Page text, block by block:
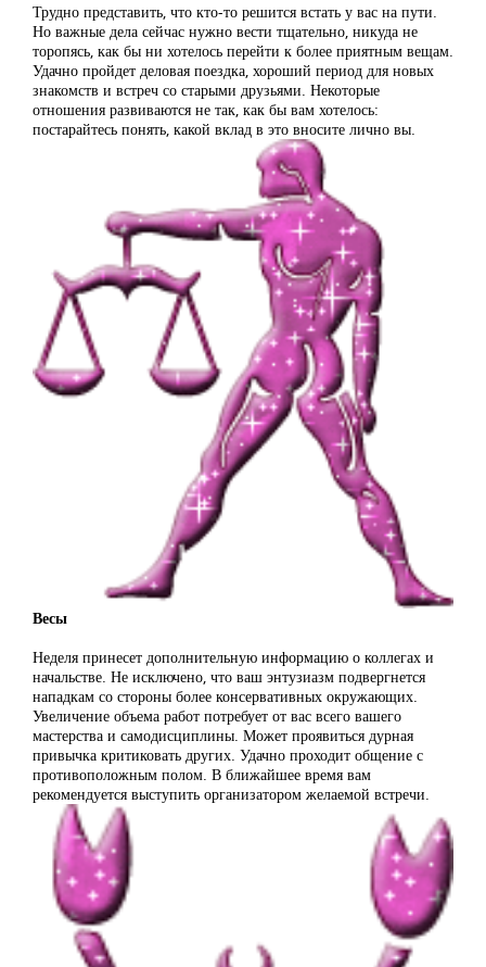
Трудно представить, что кто-то решится встать у вас на пути.
Но важные дела сейчас нужно вести тщательно, никуда не
торопясь, как бы ни хотелось перейти к более приятным вещам.
Удачно пройдет деловая поездка, хороший период для новых
знакомств и встреч со старыми друзьями. Некоторые
отношения развиваются не так, как бы вам хотелось:
постарайтесь понять, какой вклад в это вносите лично вы.
Весы
Неделя принесет дополнительную информацию о коллегах и
начальстве. Не исключено, что ваш энтузиазм подвергнется
нападкам со стороны более консервативных окружающих.
Увеличение объема работ потребует от вас всего вашего
мастерства и самодисциплины. Может проявиться дурная
привычка критиковать других. Удачно проходит общение с
противоположным полом. В ближайшее время вам
рекомендуется выступить организатором желаемой встречи.